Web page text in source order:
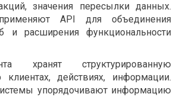
значения пересылки данных.
API для объединения
и расширения функциональности
хранят структурированную
действиях, информации.
упорядочивают информацию